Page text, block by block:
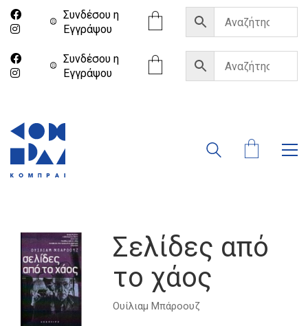
Συνδέσου η
Eγγράψου
Συνδέσου η
Eγγράψου
Σελίδες από
το χάος
Ουίλιαμ Μπάροουζ